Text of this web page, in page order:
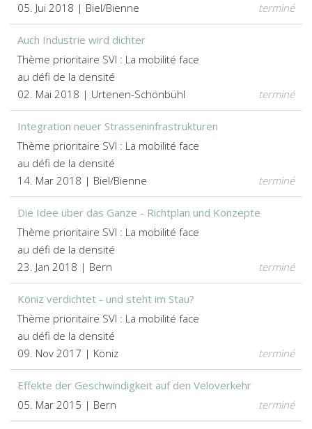
05. Jui 2018 | Biel/Bienne
terminé
Auch Industrie wird dichter
Thème prioritaire SVI : La mobilité face
au défi de la densité
02. Mai 2018 | Urtenen-Schönbühl
terminé
Integration neuer Strasseninfrastrukturen
Thème prioritaire SVI : La mobilité face
au défi de la densité
14. Mar 2018 | Biel/Bienne
terminé
Die Idee über das Ganze - Richtplan und Konzepte
Thème prioritaire SVI : La mobilité face
au défi de la densité
23. Jan 2018 | Bern
terminé
Köniz verdichtet - und steht im Stau?
Thème prioritaire SVI : La mobilité face
au défi de la densité
09. Nov 2017 | Köniz
terminé
Effekte der Geschwindigkeit auf den Veloverkehr
05. Mar 2015 | Bern
terminé